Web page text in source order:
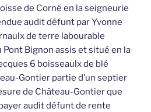
de Corné en la seigneurie
audit défunt par Yvonne
de terre labourable
Bignon assis et situé en la
6 boisseaulx de blé
Gontier partie d’un septier
de Château-Gontier que
audit défunt de rente